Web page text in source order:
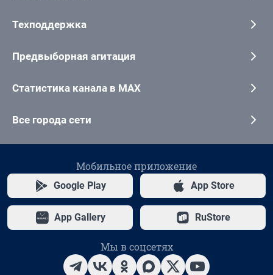
Техподдержка
Предвыборная агитация
Статистика канала в MAX
Все города сети
Мобильное приложение
Google Play App Store
App Gallery RuStore
Мы в соцсетях